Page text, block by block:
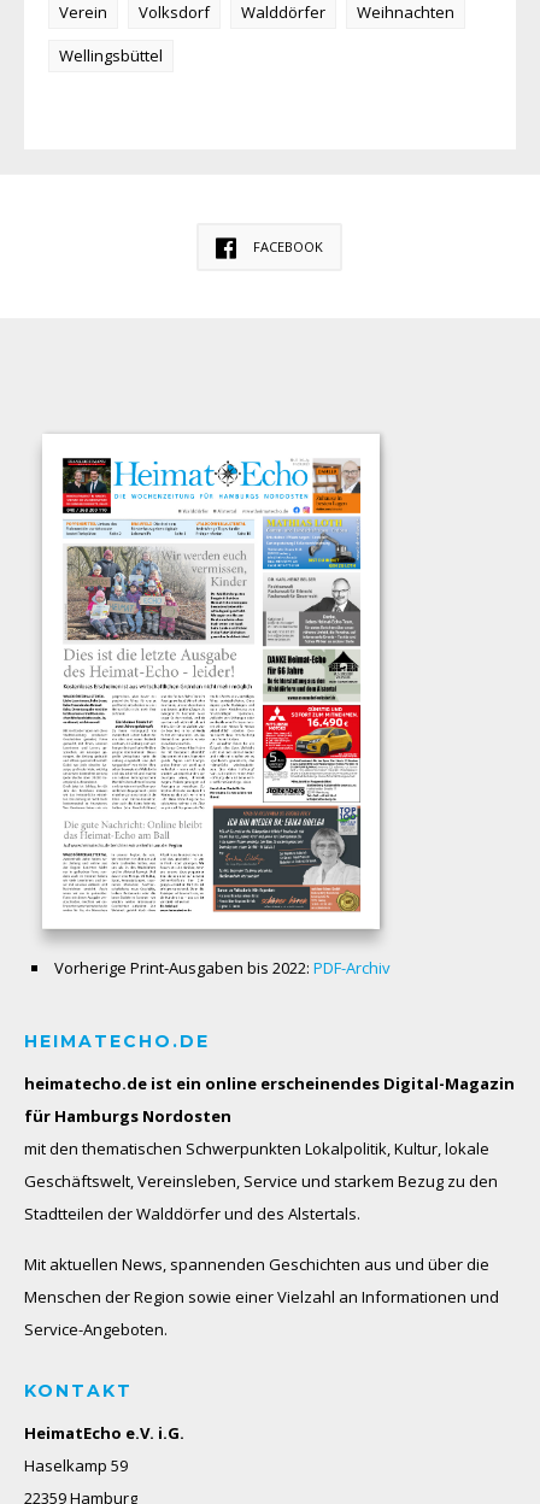
Verein
Volksdorf Walddörfer
Weihnachten
Wellingsbüttel
FACEBOOK
Vorherige Print-Ausgaben bis 2022: PDF-Archiv
HEIMATECHO.DE
heimatecho.de ist ein online erscheinendes Digital-Magazin
für Hamburgs Nordosten
mit den thematischen Schwerpunkten Lokalpolitik, Kultur, lokale
Geschäftswelt, Vereinsleben, Service und starkem Bezug zu den
Stadtteilen der Walddörfer und des Alstertals.
Mit aktuellen News, spannenden Geschichten aus und über die
Menschen der Region sowie einer Vielzahl an Informationen und
Service-Angeboten.
KONTAKT
HeimatEcho e.V. i.G.
Haselkamp 59
22359 Hamburg